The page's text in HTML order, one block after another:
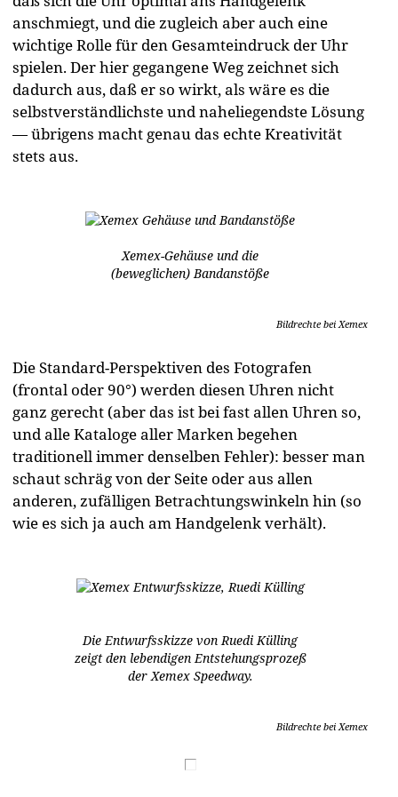
anschmiegt, und die zugleich aber auch eine
wichtige Rolle für den Gesamteindruck der Uhr
spielen. Der hier gegangene Weg zeichnet sich
dadurch aus, daß er so wirkt, als wäre es die
selbstverständlichste und naheliegendste Lösung
— übrigens macht genau das echte Kreativität
stets aus.
Xemex-Gehäuse und die
(beweglichen) Bandanstöße
Bildrechte bei Xemex
Die Standard-Perspektiven des Fotografen
(frontal oder 90°) werden diesen Uhren nicht
ganz gerecht (aber das ist bei fast allen Uhren so,
und alle Kataloge aller Marken begehen
traditionell immer denselben Fehler): besser man
schaut schräg von der Seite oder aus allen
anderen, zufälligen Betrachtungswinkeln hin (so
wie es sich ja auch am Handgelenk verhält).
Die Entwurfsskizze von Ruedi Külling
zeigt den lebendigen Entstehungsprozeß
der Xemex Speedway.
Bildrechte bei Xemex